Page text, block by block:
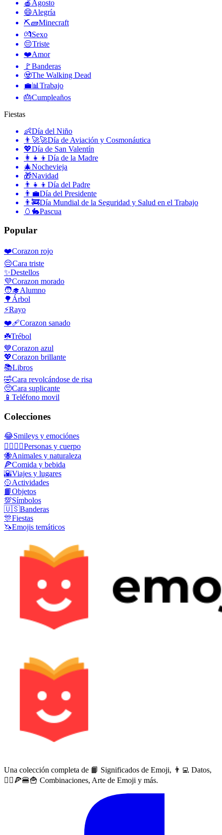
🍎 Agosto
😄Alegría
⛏🧱Minecraft
💏Sexo
😔Triste
❤️Amor
🚩Banderas
🧟The Walking Dead
💼📊 Trabajo
🎂Cumpleaños
Fiestas
👶Día del Niño
👨‍🚀🚀Día de Aviación y Cosmonáutica
💖Día de San Valentín
👩‍👧‍👦 Día de la Madre
🎄Nochevieja
🎁Navidad
👨‍👧‍👦 Día del Padre
👨‍💼Día del Presidente
👨‍🚒Día Mundial de la Seguridad y Salud en el Trabajo
🥚🐇Pascua
Popular
❤️Corazon rojo
😔Cara triste
✨Destellos
💜Corazon morado
🧑‍🎓Alumno
🌳 Árbol
⚡Rayo
❤️‍🩹Corazon sanado
☘️Trébol
💙Corazon azul
💖Corazon brillante
📚Libros
🤣Cara revolcándose de risa
🥺Cara suplicante
📱 Teléfono movil
Colecciones
😂Smileys y emociónes
👩‍❤️‍💋‍👨Personas y cuerpo
🐝Animales y naturaleza
🍕Comida y bebida
🌇Viajes y lugares
🥎Actividades
📙Objetos
💯Símbolos
🇺🇸Banderas
🎊Fiestas
🦄Emojis temáticos
Una colección completa de 📙 Significados de Emoji, 👨‍💻 Datos,
🙅‍♀️🍕🍔🍟 Combinaciones, Arte de Emoji y más.